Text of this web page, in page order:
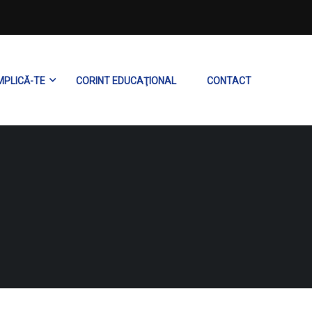
TE CORINT EDUCAŢIONAL CONTACT